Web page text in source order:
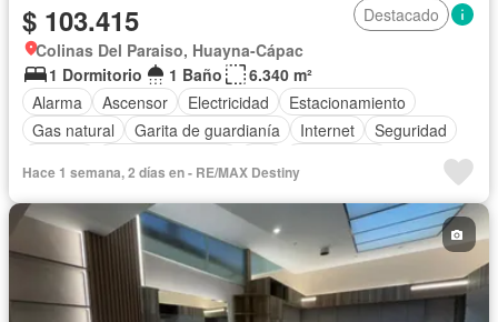
$ 103.415
Destacado
Colinas Del Paraiso, Huayna-Cápac
1 Dormitorio
1 Baño
6.340 m²
Alarma
Ascensor Electricidad
Estacionamiento
Gas natural
Garita de guardianía Internet
Seguridad
Hace 1 semana, 2 días en - RE/MAX Destiny